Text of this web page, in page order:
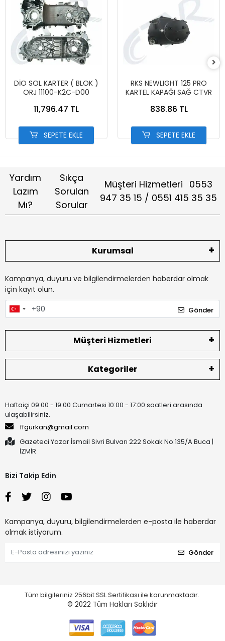
DİO SOL KARTER ( BLOK )
ORJ 11100-K2C-D00
11,796.47 TL
SEPETE EKLE
RKS NEWLIGHT 125 PRO
KARTEL KAPAĞI SAĞ CTVR
838.86 TL
SEPETE EKLE
Yardım
Lazım
Mı?
Sıkça
Sorulan
Sorular
Müşteri Hizmetleri 0553
947 35 15 / 0551 415 35 35
Kurumsal
Kampanya, duyuru ve bilgilendirmelerden haberdar olmak
için kayıt olun.
Gönder
Müşteri Hizmetleri
Kategoriler
Haftaiçi 09:00 - 19:00 Cumartesi 10:00 - 17:00 saatleri arasında
ulaşabilirsiniz.
ffgurkan@gmail.com
Gazeteci Yazar İsmail Sivri Bulvarı 222 Sokak No:135/A Buca |
İZMİR
Bizi Takip Edin
Kampanya, duyuru, bilgilendirmelerden e-posta ile haberdar
olmak istiyorum.
Gönder
Tüm bilgileriniz 256bit SSL Sertifikası ile korunmaktadır.
© 2022 Tüm Hakları Saklıdır